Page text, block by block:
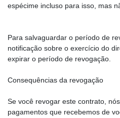
espécime incluso para isso, mas
Para salvaguardar o período de
notificação sobre o exercício do
expirar o período de revogação.
Consequências da revogação
Se você revogar este contrato,
pagamentos que recebemos de